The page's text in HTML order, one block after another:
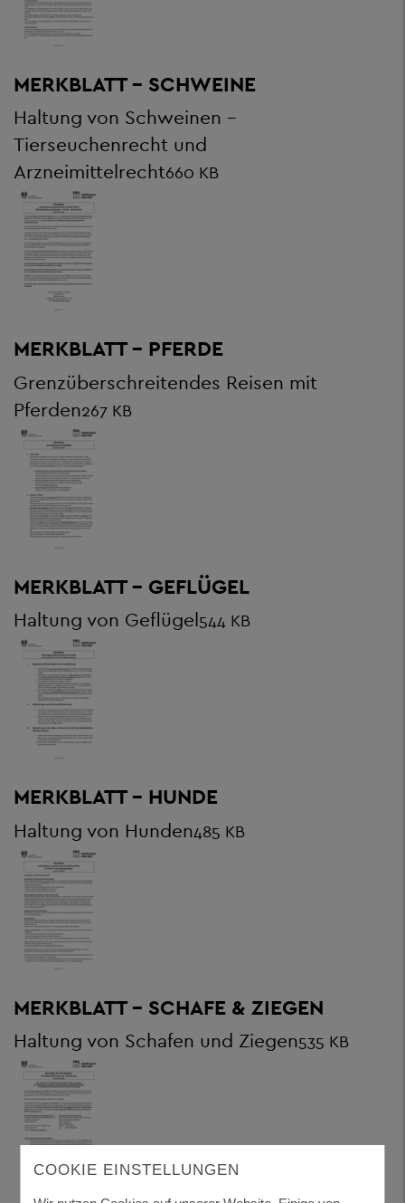
MERKBLATT - SCHWEINE
Haltung von Schweinen -
Tierseuchenrecht und
Arzneimittelrecht660 KB
MERKBLATT - PFERDE
Grenzüberschreitendes Reisen mit
Pferden267 KB
MERKBLATT - GEFLÜGEL
Haltung von Geflügel544 KB
MERKBLATT - HUNDE
Haltung von Hunden485 KB
MERKBLATT - SCHAFE & ZIEGEN
Haltung von Schafen und Ziegen535 KB
COOKIE EINSTELLUNGEN